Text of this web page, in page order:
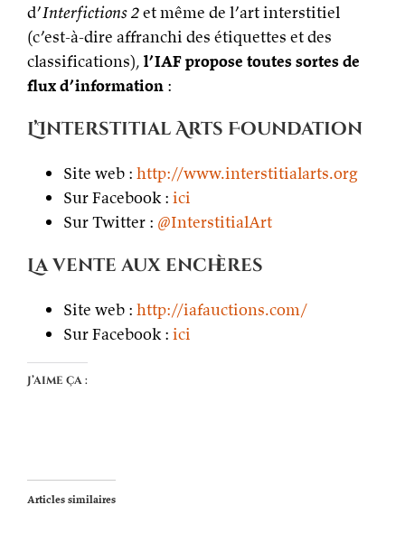
d’Interfictions 2et même de l’art interstitiel
(c’est-à-dire affranchi des étiquettes et des
classifications), l’IAF propose toutes sortes de
flux d’information :
L’Interstitial Arts Foundation
Site web : http://www.interstitialarts.org
Sur Facebook : ici
Sur Twitter : @InterstitialArt
La vente aux enchères
Site web : http://iafauctions.com/
Sur Facebook : ici
J’aime ça :
Articles similaires